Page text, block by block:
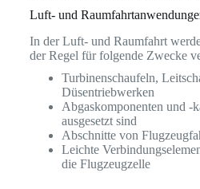
Luft- und
In der Luft- und Raumfahrt
der Regel für folgende Zwecke
Turbinenschaufeln,
Düsentriebwerken
Abgaskomponenten und -
ausgesetzt sind
Abschnitte von
Leichte
die Flugzeugzelle